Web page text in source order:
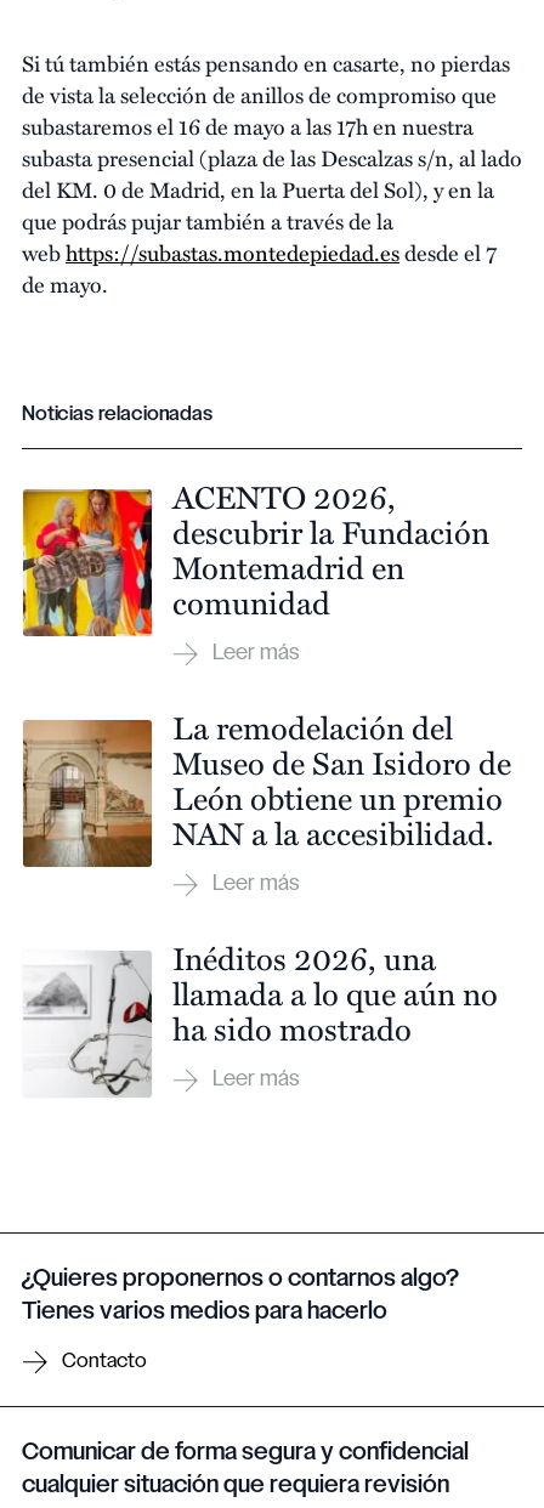
Si tú también estás pensando en casarte, no pierdas
de vista la selección de anillos de compromiso que
subastaremos el 16 de mayo a las 17h en nuestra
subasta presencial (plaza de las Descalzas s/n, al lado
del KM. 0 de Madrid, en la Puerta del Sol), y en la
que podrás pujar también a través de la
webhttps://subastas.montedepiedad.esdesde el 7
de mayo.
Noticias relacionadas
ACENTO 2026,
descubrir la Fundación
Montemadrid en
comunidad
La remodelación del
Museo de San Isidoro de
León obtiene un premio
NAN a la accesibilidad.
Inéditos 2026, una
llamada a lo que aún no
ha sido mostrado
¿Quieres proponernos o contarnos algo?
Tienes varios medios para hacerlo
Contacto
Comunicar de forma segura y confidencial
cualquier situación que requiera revisión